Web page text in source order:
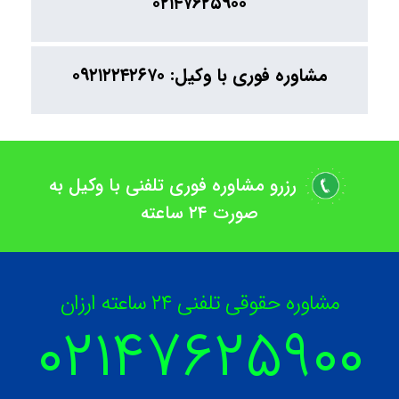
مشاوره فوری با وکیل: ۰۹۲۱۲۲۴۲۶۷۰
رزرو مشاوره فوری تلفنی با وکیل به
صورت ۲۴ ساعته
مشاوره حقوقی تلفنی ۲۴ ساعته ارزان
۰۲۱۴۷۶۲۵۹۰۰